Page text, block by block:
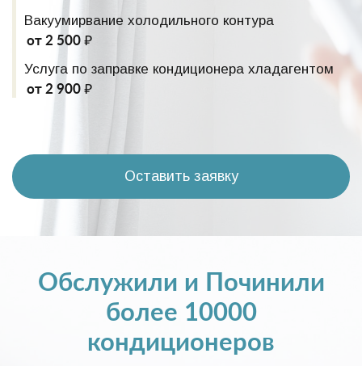
Вакуумирвание холодильного контура
от 2 500 ₽
Услуга по заправке кондиционера хладагентом
от 2 900 ₽
Оставить заявку
Обслужили и Починили
более 10000
кондиционеров